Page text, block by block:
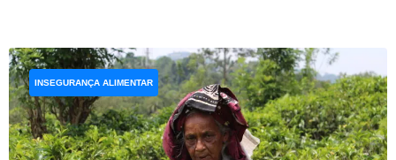
INSEGURANÇA ALIMENTAR